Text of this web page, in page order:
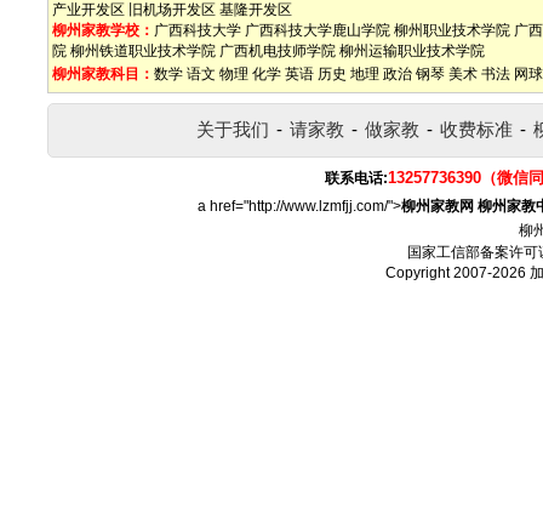
产业开发区
旧机场开发区 基隆开发区
柳州家教学校： 广西科技大学 广西科技大学鹿山学院 柳州职业技术学院 广
院 柳州铁道职业技术学院 广西机电技师学院 柳州运输职业技术学院
柳州家教科目： 数学 语文 物理 化学 英语 历史 地理 政治 钢琴 美术 书法 网球
关于我们 - 请家教 - 做家教 - 收费标准 -
联系电话:13257736390（微信
a href="http://www.lzmfjj.com/">柳州家教网 柳州家教
柳
国家工信部备案许可
Copyright 2007-2026